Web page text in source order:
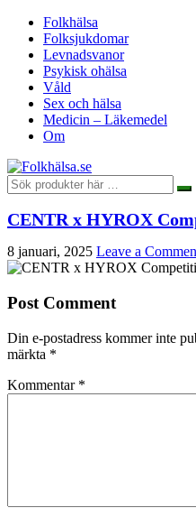
Folkhälsa
Folksjukdomar
Levnadsvanor
Psykisk ohälsa
Våld
Sex och hälsa
Medicin – Läkemedel
Om
CENTR x HYROX
8 januari, 2025 Leave a
Post Comment
Din e-postadress kommer inte
märkta *
Kommentar *